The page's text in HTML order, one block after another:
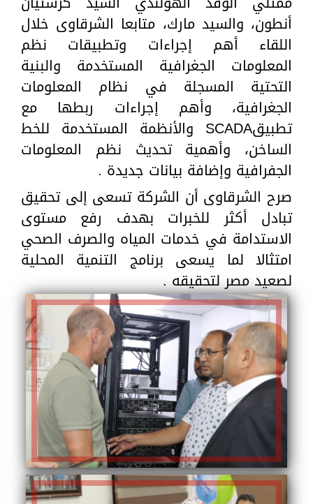
أنطون، والسيد مارك، متابعا الشرقاوى خلال
اللقاء أهم إجراءات وتطبيقات نظم
المعلومات الجغرافية المستخدمة والبنية
التحتية المسجلة في نظام المعلومات
الجغرافية، وأهم إجراءات ربطها مع
تطبيقSCADA والأنظمة المستخدمة للخط
الساخن، وأهمية تحديث نظم المعلومات
الجفرافية وإضافة بيانات جديدة .
صرح الشرقاوى أن الشركة تسعى إلى تحقيق
تبادل أكثر للخبرات بهدف رفع مستوى
الاستدامة في خدمات المياه والصرف الصحي
امتثالا لما يسعى برنامج التنمية المحلية
لصعيد مصر لتحقيقه .